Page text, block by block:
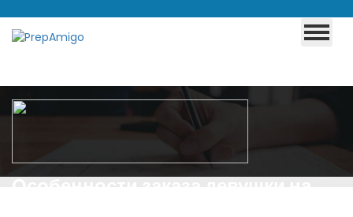
Особенности заказа девушки на